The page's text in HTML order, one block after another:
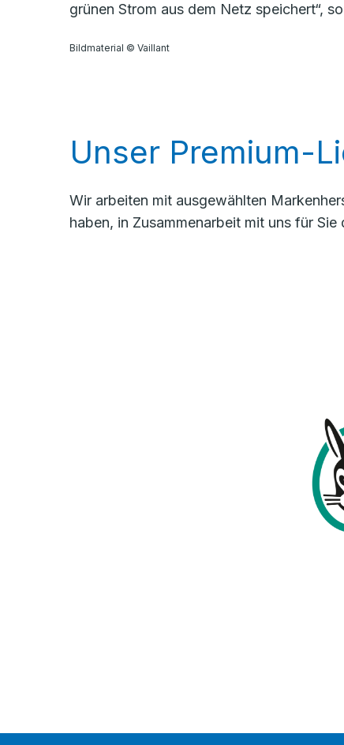
grünen Strom aus dem Netz speichert“,
Bildmaterial © Vaillant
Unser Premium-
Wir arbeiten mit ausgewählten
haben, in Zusammenarbeit mit uns für Sie